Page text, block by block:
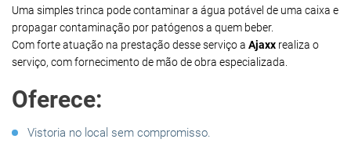
Uma simples trinca pode contaminar a água potável de uma caixa e
propagar contaminação por patógenos a quem beber.
Com forte atuação na prestação desse serviço a Ajaxx realiza o
serviço, com fornecimento de mão de obra especializada.
Oferece:
Vistoria no local sem compromisso.